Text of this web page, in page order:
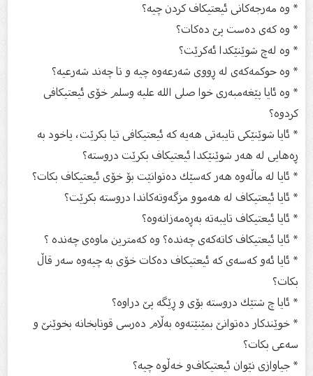
* وە مەرجەكانی ئیعتیكاف كردن چیە؟
* وە كەی دەست پێ‌ دەكات؟
* وە لەچ شوێنێكدا ئەكرێت؟
* وە حوكمەکەى لە ڕووی شەرعەوە چیە‌ و تا چەند شەرعیە؟
* وە ئایا پێغەمبەری خوا صلى الله علیه وسلم خۆی ئیعتیكافی
كردوە؟
* ئایا شوێنێكی تایبەتی هەیە كە ئیعتیكافی تیا بكرێت، یاخود بە
ڕەهایی لە هەر شوێنێكدا ئیعتیكاف بكرێت دروستە؟
* ئایا لە ماڵەوە هەر كەسێك دەتوانێت بۆ خۆی ئیعتیكاف بكات؟
* ئایا ئیعتیكاف لە هەموو مزگەوتەكاندا دروستە بكرێت؟
* ئایا ئیعتیكاف تایبەتە بەڕەمەزانەوە؟
* ئایا ئیعتیكاف كاتەكەی چەندە؟ وە كەمترین ماوەی چەندە ؟
* ئایا ئەو كەسەی كە ئیعتیكاف دەكات خۆی بە چیەوە سەر قاڵ
بكات‌؟
* ئایا چ شتێك دروستە بۆى و ڕێگە پێ‌ دراوە؟
* خوێندکار دەتوانێ بمێنێتەوە بەڵام دەرسی قوتابخانە بخوێنێ و
سەعى بکات؟
* جیاوازی نێوان ئیعتیكاف‌و خەڵوە چیە؟